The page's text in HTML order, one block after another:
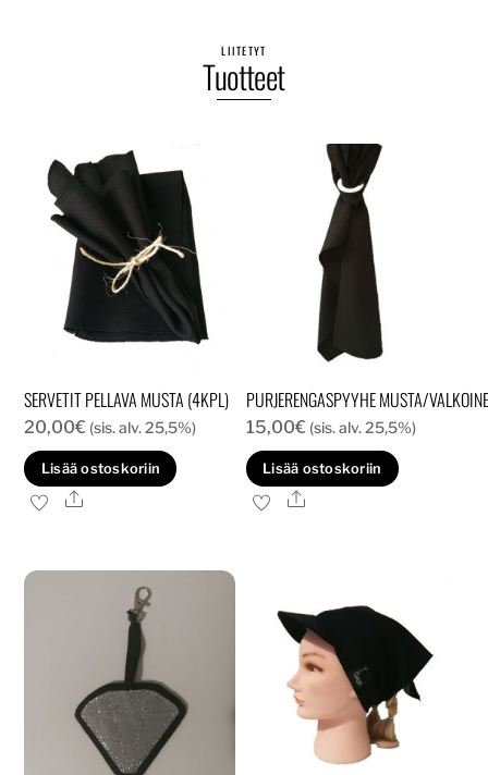
LIITETYT
Tuotteet
SERVETIT PELLAVA MUSTA (4KPL)
20,00€ (sis. alv. 25,5%)
Lisää ostoskoriin
Ale
PURJERENGASPYYHE MUSTA/
15,00€ (sis. alv. 25,5%)
Lisää ostoskoriin
Ale